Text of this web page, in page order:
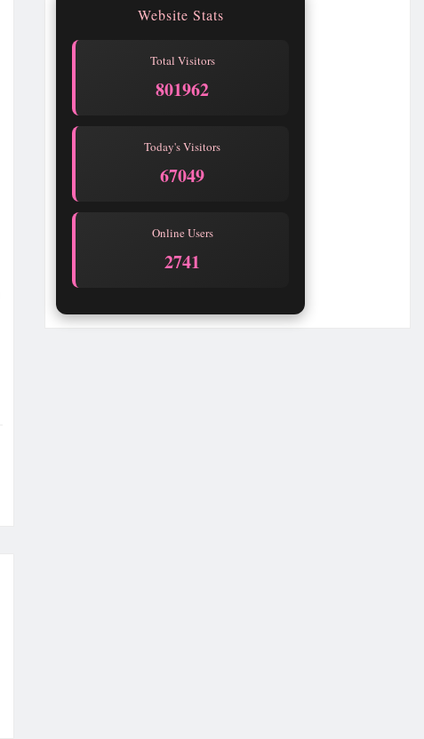
Website Stats
Total Visitors
801962
Today's Visitors
67049
Online Users
2737